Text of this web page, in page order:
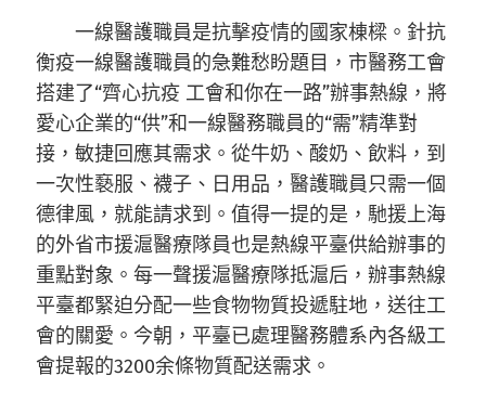
一線醫護職員是抗擊疫情的國家棟樑。針抗
衡疫一線醫護職員的急難愁盼題目，市醫務工會
搭建了“齊心抗疫 工會和你在一路”辦事熱線，將
愛心企業的“供”和一線醫務職員的“需”精準對
接，敏捷回應其需求。從牛奶、酸奶、飲料，到
一次性褻服、襪子、日用品，醫護職員只需一個
德律風，就能請求到。值得一提的是，馳援上海
的外省市援滬醫療隊員也是熱線平臺供給辦事的
重點對象。每一聲援滬醫療隊抵滬后，辦事熱線
平臺都緊迫分配一些食物物質投遞駐地，送往工
會的關愛。今朝，平臺已處理醫務體系內各級工
會提報的3200余條物質配送需求。